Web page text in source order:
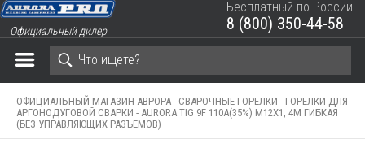
Официальный дилер
Бесплатный по России
8 (800) 350-44-58
ОФИЦИАЛЬНЫЙ МАГАЗИН АВРОРА - СВАРОЧНЫЕ ГОРЕЛКИ - ГОРЕЛКИ ДЛЯ
АРГОНОДУГОВОЙ СВАРКИ - AURORA TIG 9F 110A(35%) M12X1, 4M ГИБКАЯ
(БЕЗ УПРАВЛЯЮЩИХ РАЗЪЕМОВ)
ЗАКРЫТЬ КОРЗИНУ